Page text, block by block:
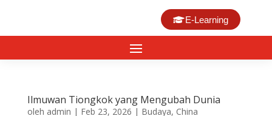
E-Learning
Ilmuwan Tiongkok yang Mengubah Dunia
oleh admin | Feb 23, 2026 | Budaya, China